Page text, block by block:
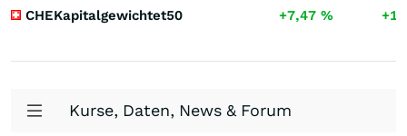
CHEKapitalgewichtet50 +7,47 %
Kurse, Daten, News & Forum